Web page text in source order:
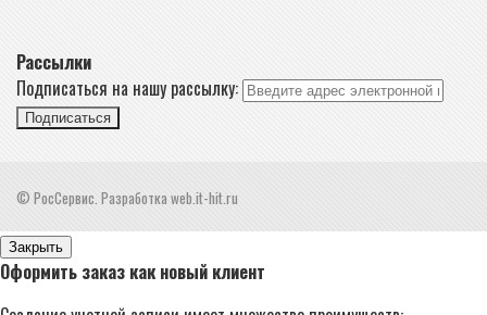
Рассылки
Подписаться на нашу рассылку:
Подписаться
© РосСервис. Разработка web.it-hit.ru
Закрыть
Оформить заказ как новый клиент